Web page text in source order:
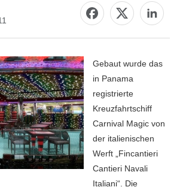
Gebaut wurde das
in Panama
registrierte
Kreuzfahrtschiff
Carnival Magic von
der italienischen
Werft „Fincantieri
Cantieri Navali
Italiani“. Die